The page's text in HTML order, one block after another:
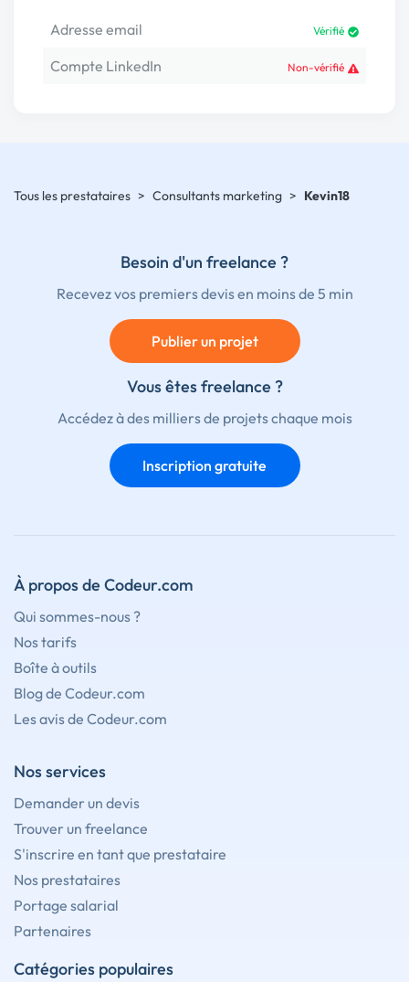
Adresse email Vérifié
Compte LinkedIn Non-vérifié
Tous les prestataires > Consultants marketing > Kevin18
Besoin d'un freelance ?
Recevez vos premiers devis en moins de 5 min
Publier un projet
Vous êtes freelance ?
Accédez à des milliers de projets chaque mois
Inscription gratuite
À propos de Codeur.com
Qui sommes-nous ?
Nos tarifs
Boîte à outils
Blog de Codeur.com
Les avis de Codeur.com
Nos services
Demander un devis
Trouver un freelance
S'inscrire en tant que prestataire
Nos prestataires
Portage salarial
Partenaires
Catégories populaires